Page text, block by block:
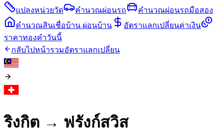
แปลงหน่วยวัด
คำนวณผ่อนรถ
คำนวณผ่อนรถมือสอง
คำนวณสินเชื่อบ้าน ผ่อนบ้าน
อัตราแลกเปลี่ยนค่าเงิน
ราคาทองคำวันนี้
กลับไปหน้ารวมอัตราแลกเปลี่ยน
ริงกิต → ฟรังก์สวิส